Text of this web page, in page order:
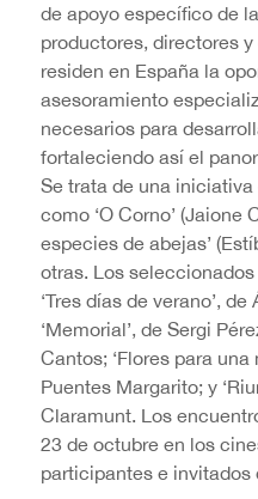
de apoyo específico de
productores, directores
residen en España la
asesoramiento
necesarios para
fortaleciendo así el
Se trata de una
como ‘O Corno’ (Jaione
especies de abejas’
otras. Los
‘Tres días de verano’,
‘Memorial’, de Sergi
Cantos; ‘Flores para una
Puentes Margarito; y
Claramunt. Los
23 de octubre en los
participantes e invitados